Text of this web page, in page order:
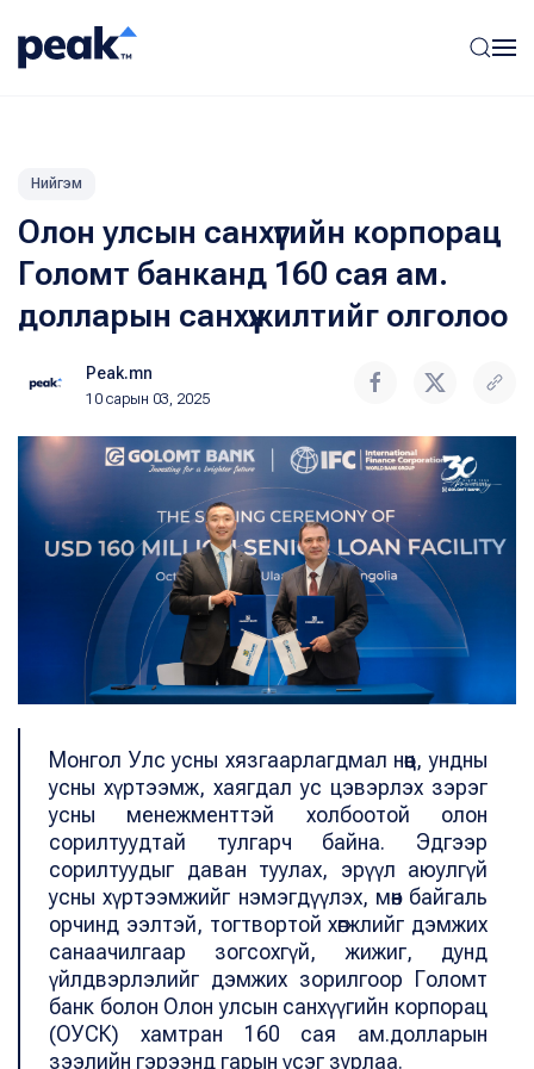
Нийгэм
Олон улсын санхүүгийн корпорац
Голомт банканд 160 сая ам.
долларын санхүүжилтийг олголоо
Peak.mn
10 сарын 03, 2025
Монгол Улс усны хязгаарлагдмал нөөц, ундны
усны хүртээмж, хаягдал ус цэвэрлэх зэрэг
усны менежменттэй холбоотой олон
сорилтуудтай тулгарч байна. Эдгээр
сорилтуудыг даван туулах, эрүүл аюулгүй
усны хүртээмжийг нэмэгдүүлэх, мөн байгаль
орчинд ээлтэй, тогтвортой хөгжлийг дэмжих
санаачилгаар зогсохгүй, жижиг, дунд
үйлдвэрлэлийг дэмжих зорилгоор Голомт
банк болон Олон улсын санхүүгийн корпорац
(ОУСК) хамтран 160 сая ам.долларын
зээлийн гэрээнд гарын үсэг зурлаа.